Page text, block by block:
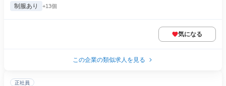
制服あり +13個
気になる
この企業の類似求人を見る
正社員